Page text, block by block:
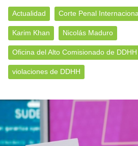
Actualidad Corte Penal
Karim Khan Nicolás Maduro
Oficina del Alto Comisionado de DDHH
violaciones de DDHH